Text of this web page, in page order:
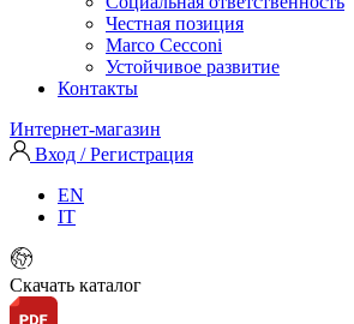
Честная позиция
Marco Cecconi
Устойчивое развитие
Контакты
Интернет-магазин
Вход / Регистрация
EN
IT
Скачать каталог